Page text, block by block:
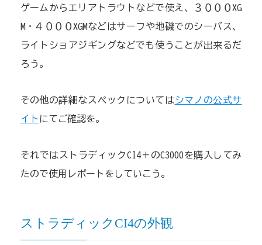
ゲームからエリアトラウトなどで使え、３０００XG
M・４０００XGMなどはサーフや地磯でのシーバス、
ライトショアジギングなどでも使うことが出来るだ
ろう。
その他の詳細なスペックについてはシマノの公式サ
イト にてご確認を。
それではストラディックCI4＋のC3000を購入してみ
たので使用レポートをしていこう。
ストラディックCI4の外観